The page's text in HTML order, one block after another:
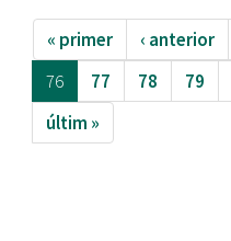
« primer ‹ anterior
76
77 78 79
últim »